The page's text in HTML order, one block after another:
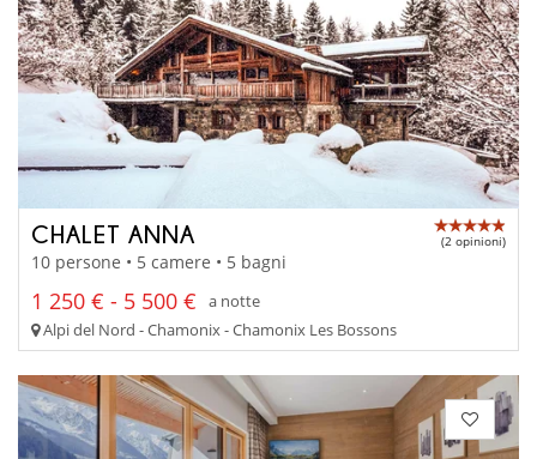
CHALET ANNA (2 opinioni)
10 persone • 5 camere • 5 bagni
1 250 € - 5 500 €
a notte
Alpi del Nord - Chamonix - Chamonix Les Bossons